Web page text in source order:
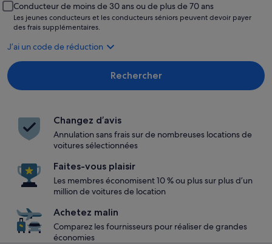
Conducteur de moins de 30 ans ou de plus de 70 ans
Les jeunes conducteurs et les conducteurs séniors peuvent devoir payer
des frais supplémentaires.
J’ai un code de réduction
Rechercher
Changez d’avis
Annulation sans frais sur de nombreuses locations de
voitures sélectionnées
Faites-vous plaisir
Les membres économisent 10 % ou plus sur plus d’un
million de voitures de location
Achetez malin
Comparez les fournisseurs pour réaliser de grandes
économies